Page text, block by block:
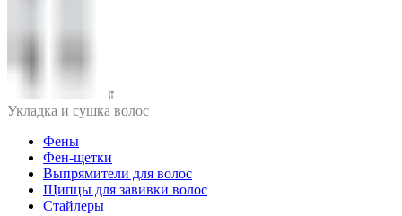
Укладка и сушка волос
Фены
Фен-щетки
Выпрямители для волос
Щипцы для завивки волос
Стайлеры